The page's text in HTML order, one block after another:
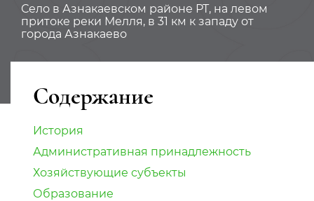
Село в Азнакаевском районе РТ, на левом
притоке реки Мелля, в 31 км к западу от
города Азнакаево
Содержание
История
Административная принадлежность
Хозяйствующие субъекты
Образование